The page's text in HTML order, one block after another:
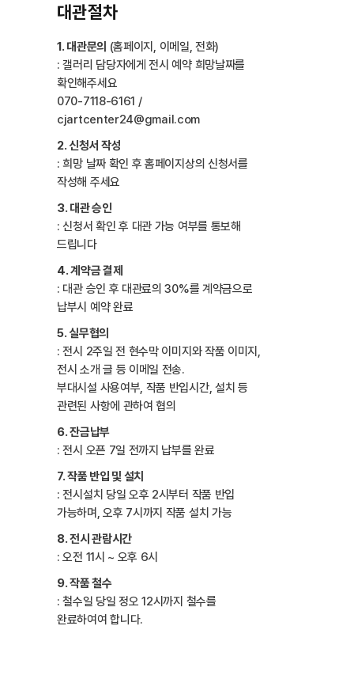
대관절차
1. 대관문의 (홈페이지, 이메일, 전화)
: 갤러리 담당자에게 전시 예약 희망날짜를
확인해주세요
070-7118-6161 /
cjartcenter24@gmail.com
2. 신청서 작성
: 희망 날짜 확인 후 홈페이지상의 신청서를
작성해 주세요
3. 대관 승인
: 신청서 확인 후 대관 가능 여부를 통보해
드립니다
4. 계약금 결제
: 대관 승인 후 대관료의 30%를 계약금으로
납부시 예약 완료
5. 실무협의
: 전시 2주일 전 현수막 이미지와 작품 이미지,
전시 소개 글 등 이메일 전송.
부대시설 사용여부, 작품 반입시간, 설치 등
관련된 사항에 관하여 협의
6. 잔금납부
: 전시 오픈 7일 전까지 납부를 완료
7. 작품 반입 및 설치
: 전시설치 당일 오후 2시부터 작품 반입
가능하며, 오후 7시까지 작품 설치 가능
8. 전시 관람시간
: 오전 11시 ~ 오후 6시
9. 작품 철수
: 철수일 당일 정오 12시까지 철수를
완료하여여 합니다.